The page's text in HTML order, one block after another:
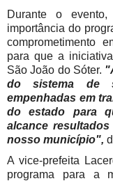
Durante o
importância do
comprometimento
para que a
São João do Sóter.
do sistema de
empenhadas em
do estado para
alcance
nosso município",
A vice-prefeita
programa para a